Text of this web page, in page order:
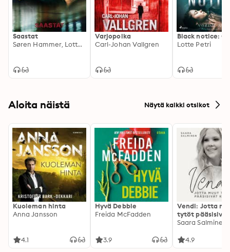
Saastat
Søren Hammer, Lotte Hammer
Varjopoika
Carl-Johan Vallgren
Black notice:
Lotte Petri
Aloita näistä Näytä kaikki otsikot
Kuoleman hinta
Anna Jansson
4.1
Hyvä Debbie
Freida McFadden
3.9
Vendi: Jotta
tytöt pääsisivät
kotiin
Saara Salminen
4.9